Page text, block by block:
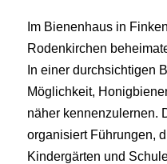
Im Bienenhaus in
Rodenkirchen
In einer durchsichtigen
Möglichkeit,
näher kennenzulernen.
organisiert Führungen,
Kindergärten und